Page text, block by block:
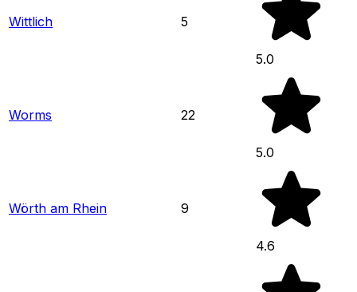
Wittlich 5
5.0
Worms 22
5.0
Wörth am Rhein 9
4.6